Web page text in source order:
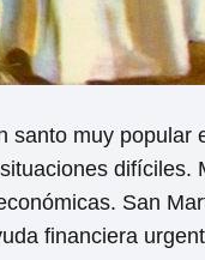
santo muy
San
financiera